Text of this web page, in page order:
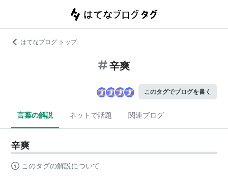
はてなブログ トップ
辛爽
このタグでブログを書く
言葉の解説 ネットで話題 関連ブログ
辛爽
このタグの解説について